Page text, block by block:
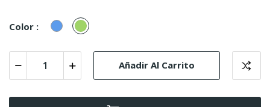
Color : Azul Verde
Añadir Al Carrito